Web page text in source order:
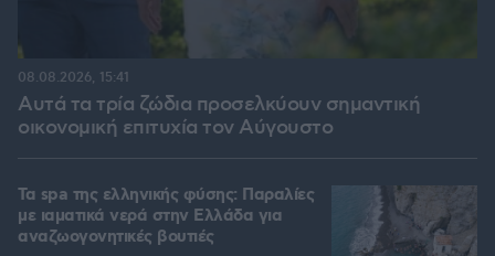
Αυτά τα τρία ζώδια προσελκύουν σημαντική
οικονομική επιτυχία τον Αύγουστο
08.08.2026, 15:41
Τα spa της ελληνικής φύσης: Παραλίες
με ιαματικά νερά στην Ελλάδα για
αναζωογονητικές βουτιές